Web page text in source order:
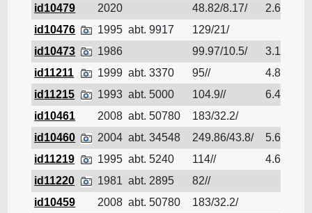
id10479
2020 48.82/8.17/ 2.6
id10476
1995 abt. 9917 129/21/
id10473
1986 99.97/10.5/ 3.1
id11211
1999 abt. 3370 95// 4.8
id11215
1993 abt. 5000 104.9// 6.4
id10461
2008 abt. 50780 183/32.2/
id10460
2004 abt. 34548 249.86/43.8/ 5.639
id11219
1995 abt. 5240 114// 4.6
id11220
1981 abt. 2895 82//
id10459
2008 abt. 50780 183/32.2/